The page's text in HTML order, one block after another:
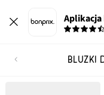
BLUZKI